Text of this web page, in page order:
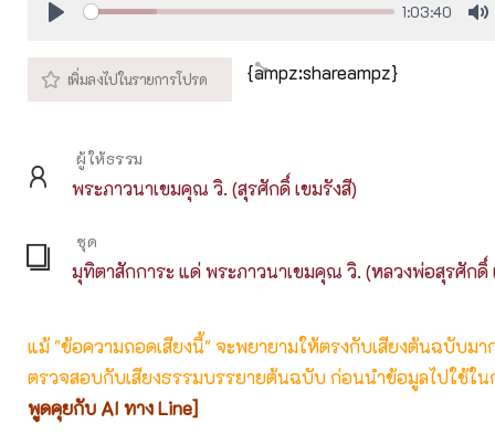
1:03:40
{ampz:shareampz}
ผู้ให้ธรรม
พระภาวนาเขมคุณ วิ. (สุรศักดิ์ เขมรังสี)
ชุด
มุทิตาสักการะ แด่ พระภาวนาเขมคุณ วิ. (หลวงพ่อสุรศักดิ์
แม้ "ข้อความถอดเสียงนี้" จะพยายามให้ตรงกับเสียงต้นฉบับม
ตรวจสอบกับเสียงธรรมบรรยายต้นฉบับ ก่อนนำข้อมูลไปใช้ใน
พูดคุยกับ AI ทาง Line]